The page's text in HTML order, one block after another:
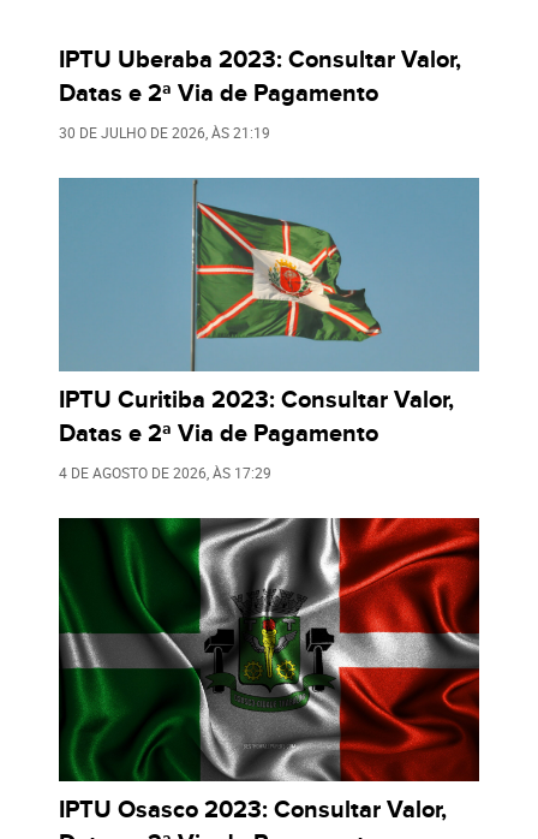
IPTU Uberaba 2023: Consultar Valor,
Datas e 2ª Via de Pagamento
30 DE JULHO DE 2026, ÀS21:19
IPTU Curitiba 2023: Consultar Valor,
Datas e 2ª Via de Pagamento
4 DE AGOSTO DE 2026 , ÀS 17:29
IPTU Osasco 2023: Consultar Valor,